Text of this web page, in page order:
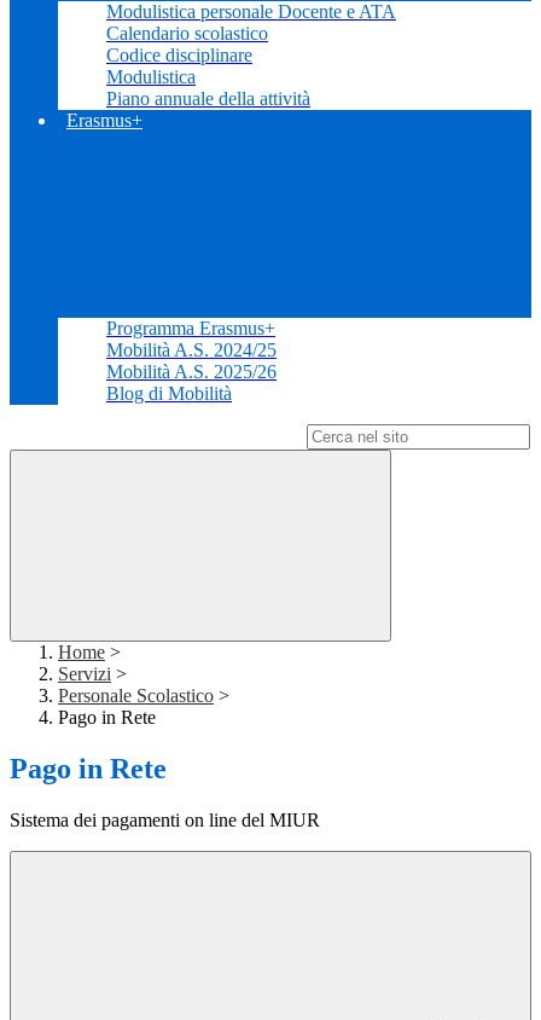
Modulistica personale Docente e ATA
Calendario scolastico
Codice disciplinare
Modulistica
Piano annuale della attività
Erasmus+
Programma Erasmus+
Mobilità A.S. 2024/25
Mobilità A.S. 2025/26
Blog di Mobilità
Home >
Servizi >
Personale Scolastico >
Pago in Rete
Pago in Rete
Sistema dei pagamenti on line del MIUR